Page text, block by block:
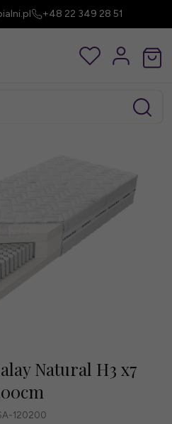
+48 22 349 28 51
Natural H3 x7
120200